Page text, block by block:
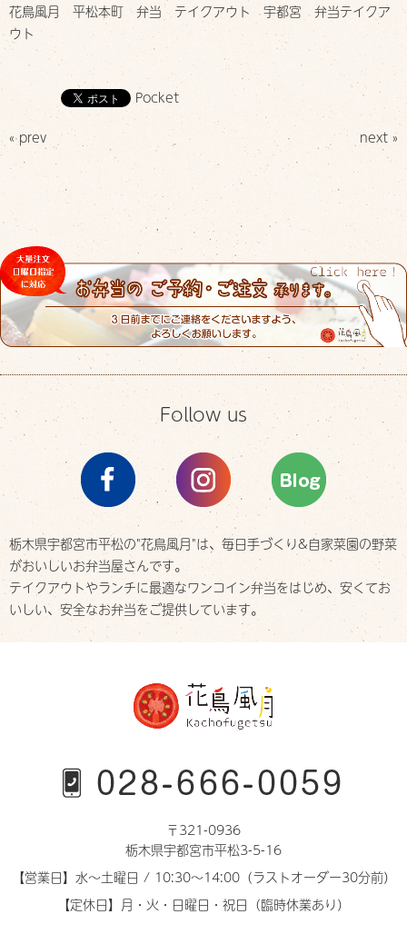
花鳥風月 平松本町 弁当 テイクアウト 宇都宮 弁当テイクア
ウト
Pocket
« prev
next »
Follow us
栃木県宇都宮市平松の"花鳥風月"は、 毎日手づくり&自家菜園の野菜
がおいしいお弁当屋さんです。
テイクアウトやランチに最適なワンコイン弁当をはじめ、 安くてお
いしい、安全なお弁当をご提供しています。
〒321-0936
栃木県宇都宮市平松3-5-16
【営業日】水～土曜日 / 10:30～14:00（ラストオーダー30分前）
【定休日】月・火・日曜日・祝日（臨時休業あり）